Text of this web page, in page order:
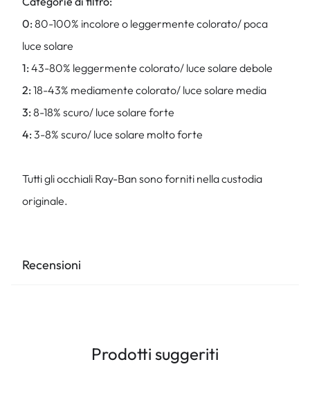
0: 80-100% incolore o leggermente colorato/ poca
luce solare
1: 43-80% leggermente colorato/ luce solare debole
2: 18-43% mediamente colorato/ luce solare media
3: 8-18% scuro/ luce solare forte
4: 3-8% scuro/ luce solare molto forte
Tutti gli occhiali Ray-Ban sono forniti nella custodia
originale.
Recensioni
Prodotti suggeriti